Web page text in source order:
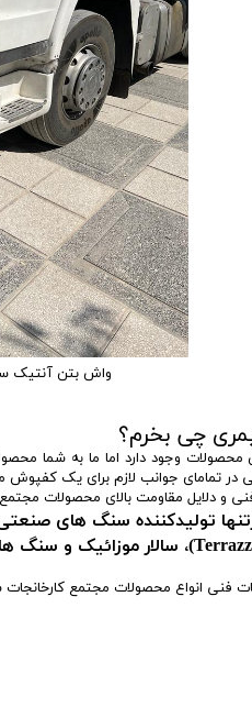
واش بتن آنتیک
چی بخرم؟
محصولات وجود دارد اما ما به شما
در تمامای جوانب لازم برای یک
و دلایل مقاومت بالای محصولات
تنها تولیدکننده سنگ های
فنی انواع محصولات مجتمع